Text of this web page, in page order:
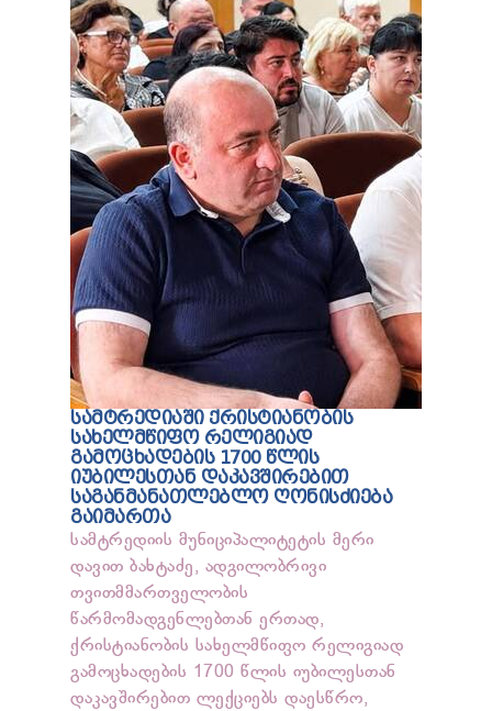
ᲡᲐᲛᲢᲠᲔᲓᲘᲐᲨᲘ ᲥᲠᲘᲡᲢᲘᲐᲜᲝᲑᲘᲡ
ᲡᲐᲮᲔᲚᲛᲬᲘᲤᲝ ᲠᲔᲚᲘᲒᲘᲐᲓ
ᲒᲐᲛᲝᲪᲮᲐᲓᲔᲑᲘᲡ 1700 ᲬᲚᲘᲡ
ᲘᲣᲑᲘᲚᲔᲡᲗᲐᲜ ᲓᲐᲙᲐᲕᲨᲘᲠᲔᲑᲘᲗ
ᲡᲐᲒᲐᲜᲛᲐᲜᲐᲗᲚᲔᲑᲚᲝ ᲦᲝᲜᲘᲡᲫᲘᲔᲑᲐ
ᲒᲐᲘᲛᲐᲠᲗᲐ
სამტრედიის მუნიციპალიტეტის მერი
დავით ბახტაძე, ადგილობრივი
თვითმმართველობის
წარმომადგენლებთან ერთად,
ქრისტიანობის სახელმწიფო რელიგიად
გამოცხადების 1700 წლის იუბილესთან
დაკავშირებით ლექციებს დაესწრო,